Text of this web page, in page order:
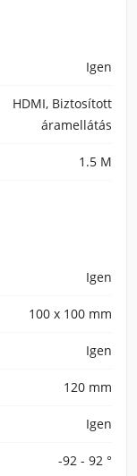
Igen
HDMI, Biztosított
áramellátás
1.5 M
Igen
100 x 100 mm
Igen
120 mm
Igen
-92 - 92 °